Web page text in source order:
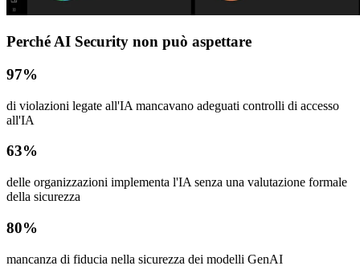
Perché AI Security non può aspettare
97%
di violazioni legate all'IA mancavano adeguati controlli di accesso
all'IA
63%
delle organizzazioni implementa l'IA senza una valutazione formale
della sicurezza
80%
mancanza di fiducia nella sicurezza dei modelli GenAI